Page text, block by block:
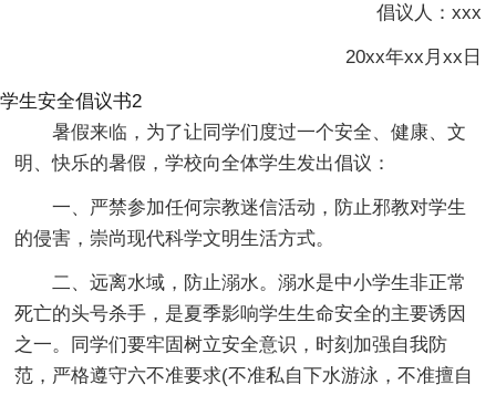
倡议人：xxx
20xx年xx月xx日
学生安全倡议书2
暑假来临，为了让同学们度过一个安全、健康、文
明、快乐的暑假，学校向全体学生发出倡议：
一、严禁参加任何宗教迷信活动，防止邪教对学生
的侵害，崇尚现代科学文明生活方式。
二、远离水域，防止溺水。溺水是中小学生非正常
死亡的头号杀手，是夏季影响学生生命安全的主要诱因
之一。同学们要牢固树立安全意识，时刻加强自我防
范，严格遵守六不准要求(不准私自下水游泳，不准擅自